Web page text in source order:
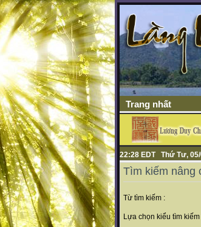
Trang nhất
22:28 EDT Thứ Tư,
Tìm kiếm nâng
Từ tìm kiếm :
Lựa chọn kiểu tìm kiếm